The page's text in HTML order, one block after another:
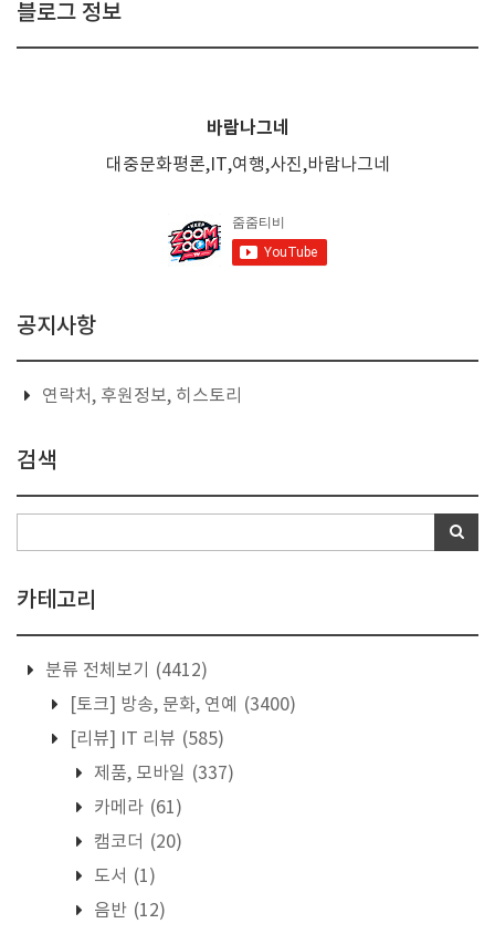
블로그 정보
바람나그네
대중문화평론,IT,여행,사진,바람나그네
공지사항
연락처, 후원정보, 히스토리
검색
카테고리
분류 전체보기
(4412)
[토크] 방송, 문화, 연예
(3400)
[리뷰] IT 리뷰 (585)
제품, 모바일 (337)
카메라 (61)
캠코더 (20)
도서 (1)
음반 (12)